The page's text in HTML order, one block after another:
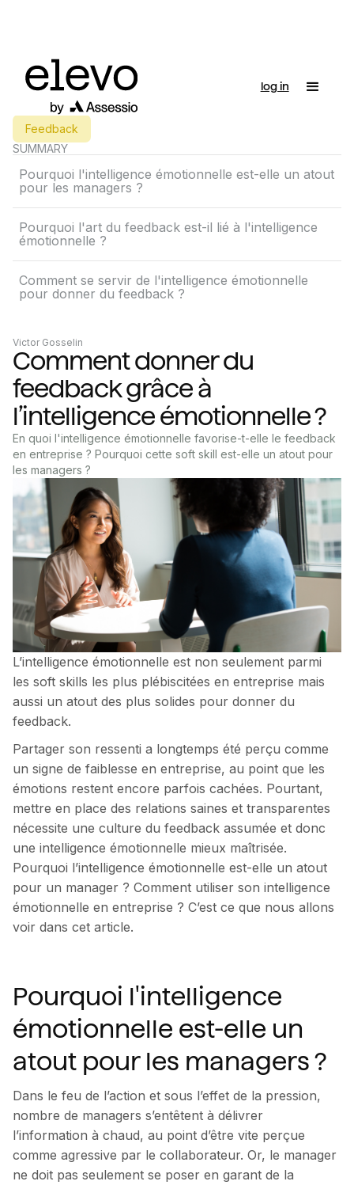
log in
Feedback
SUMMARY
Pourquoi l'intelligence émotionnelle est-elle un atout
pour les managers ?
Pourquoi l'art du feedback est-il lié à l'intelligence
émotionnelle ?
Comment se servir de l'intelligence émotionnelle
pour donner du feedback ?
Victor Gosselin
Comment donner du
feedback grâce à
l’intelligence émotionnelle ?
En quoi l'intelligence émotionnelle favorise-t-elle le feedback
en entreprise ? Pourquoi cette soft skill est-elle un atout pour
les managers ?
L’intelligence émotionnelle est non seulement parmi
les soft skills les plus plébiscitées en entreprise mais
aussi un atout des plus solides pour donner du
feedback.
Partager son ressenti a longtemps été perçu comme
un signe de faiblesse en entreprise, au point que les
émotions restent encore parfois cachées. Pourtant,
mettre en place des relations saines et transparentes
nécessite une culture du feedback assumée et donc
une intelligence émotionnelle mieux maîtrisée.
Pourquoi l’intelligence émotionnelle est-elle un atout
pour un manager ? Comment utiliser son intelligence
émotionnelle en entreprise ? C’est ce que nous allons
voir dans cet article.
Pourquoi l'intelligence
émotionnelle est-elle un
atout pour les managers ?
Dans le feu de l’action et sous l’effet de la pression,
nombre de managers s’entêtent à délivrer
l’information à chaud, au point d’être vite perçue
comme agressive par le collaborateur. Or, le manager
ne doit pas seulement se poser en garant de la